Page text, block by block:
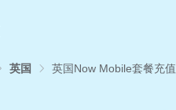
英国 英国Now Mobile套餐充值